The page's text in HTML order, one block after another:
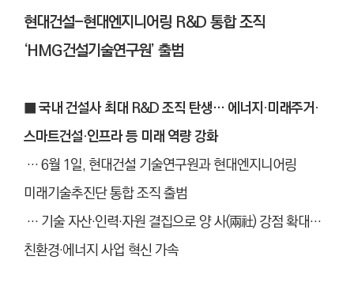
현대건설-현대엔지니어링 R&D 통합 조직
‘HMG건설기술연구원’ 출범
■ 국내 건설사 최대 R&D 조직 탄생… 에너지·미래주거·
스마트건설·인프라 등 미래 역량 강화
… 6월 1일, 현대건설 기술연구원과 현대엔지니어링
미래기술추진단 통합 조직 출범
… 기술 자산·인력·자원 결집으로 양 사(兩社) 강점 확대…
친환경·에너지 사업 혁신 가속